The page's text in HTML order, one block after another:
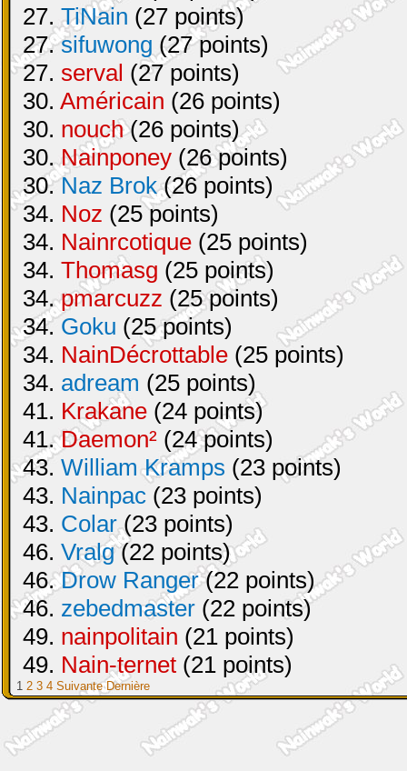
27. TiNain (27 points)
27.sifuwong (27 points)
27. serval (27 points)
30. Américain (26 points)
30. nouch(26 points)
30.Nainponey (26 points)
30.Naz Brok(26 points)
34. Noz (25 points)
34. Nainrcotique (25 points)
34. Thomasg (25 points)
34.pmarcuzz (25 points)
34.Goku (25 points)
34. NainDécrottable (25 points)
34. adream (25 points)
41. Krakane (24 points)
41.Daemon² (24 points)
43. William Kramps (23 points)
43. Nainpac (23 points)
43. Colar(23 points)
46. Vralg(22 points)
46.Drow Ranger(22 points)
46. zebedmaster (22 points)
49. nainpolitain (21 points)
49. Nain-ternet (21 points)
1 2 3 4 Suivante Dernière